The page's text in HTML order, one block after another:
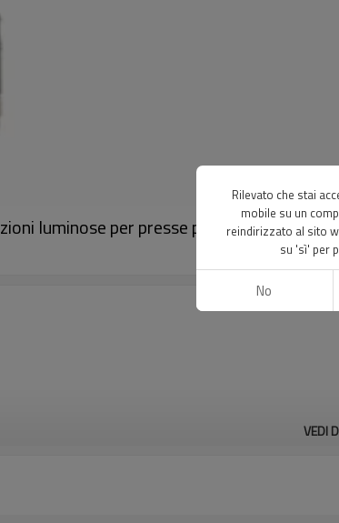
luminose per presse piegatrici｜
VEDI
Rilevato che stai
mobile su un
reindirizzato al sito
su 'sì' per
No